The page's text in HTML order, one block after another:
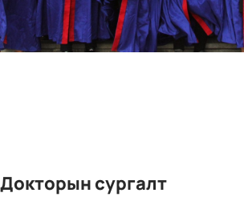
Докторын сургалт